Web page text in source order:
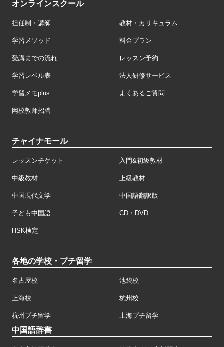
オンラインスクール
担任制・講師 教材・カリキュラム
学習メソッド 料金プラン
受講までの流れ レッスン予約
学習レベル表 法人研修サービス
学習メモplus よくあるご質問
网校教师招聘
チャイナモール
レッスンチケット 入門&初級教材
中級教材 上級教材
中国現代文学 中国語翻訳版
子ども中国語 CD・DVD
HSK検定
各地の学校・プチ留学
名古屋校 池袋校
上海校 杭州校
杭州プチ留学 上海プチ留学
中国語辞書